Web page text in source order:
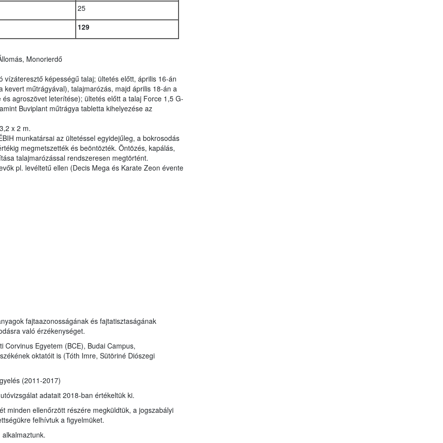
25
129
Monorierdő
képességű talaj; ültetés előtt, április 16-án
műtrágyával), talajmarózás, majd április 18-án a
agroszövet leterítése); ültetés előtt a talaj Force 1,5 G-
Buviplant műtrágya tabletta kihelyezése az
x 2 m.
munkatársai az ültetéssel egyidejűleg, a bokrosodás
megmetszették és beöntözték. Öntözés, kapálás,
talajmarózással rendszeresen megtörtént.
pl. levéltetű ellen (Decis Mega és Karate Zeon évente
fajtaazonosságának és fajtatisztaságának
való érzékenységet.
Egyetem (BCE), Budai Campus,
oktatóit is (Tóth Imre, Sütöriné Diószegi
(2011-2017)
adatait 2018-ban értékeltük ki.
minden ellenőrzött részére megküldtük, a jogszabályi
felhívtuk a figyelmüket.